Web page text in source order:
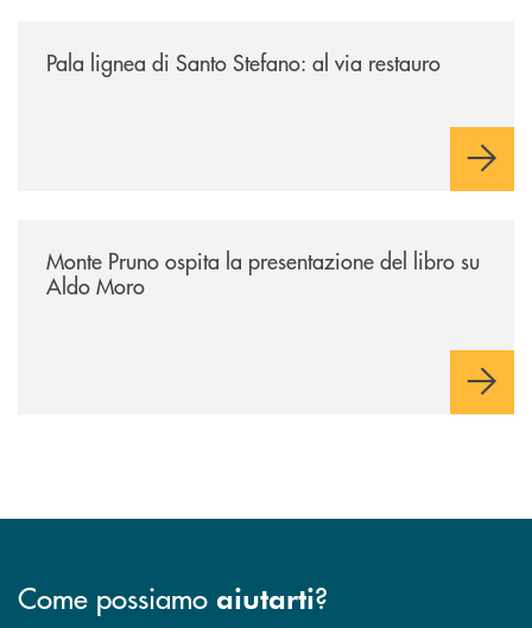
Pala lignea di Santo Stefano: al via restauro
Monte Pruno ospita la presentazione del libro su
Aldo Moro
Come possiamo aiutarti?